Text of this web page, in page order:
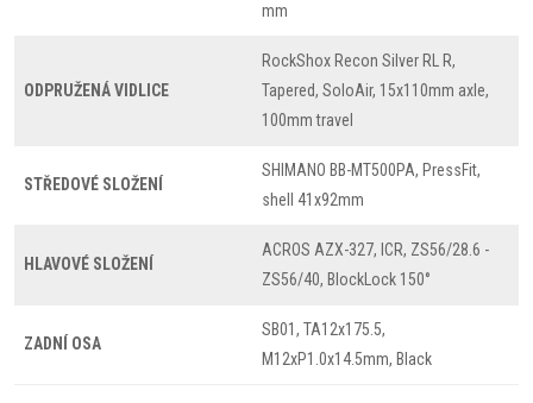
mm
ODPRUŽENÁ VIDLICE
RockShox Recon Silver RL R,
Tapered, SoloAir, 15x110mm axle,
100mm travel
STŘEDOVÉ SLOŽENÍ
SHIMANO BB-MT500PA, PressFit,
shell 41x92mm
HLAVOVÉ SLOŽENÍ
ACROS AZX-327, ICR, ZS56/28.6 -
ZS56/40, BlockLock 150°
ZADNÍ OSA
SB01, TA12x175.5,
M12xP1.0x14.5mm, Black